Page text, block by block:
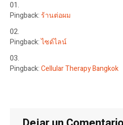
Pingback:ร้านต่อผม
Pingback:ไซด์ไลน์
Pingback:Cellular Therapy Bangkok